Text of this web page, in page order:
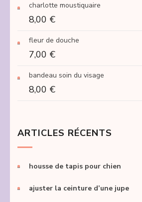
charlotte moustiquaire
8,00 €
fleur de douche
7,00 €
bandeau soin du visage
8,00 €
ARTICLES RÉCENTS
housse de tapis pour chien
ajuster la ceinture d’une jupe